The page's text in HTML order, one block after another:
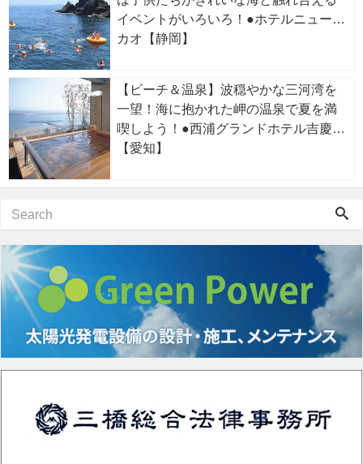
イベントがいろいろ！●ホテルニューア
カオ【静岡】
【ビーチ＆温泉】波穏やかな三河湾を
一望！海に抱かれた岬の温泉で夏を満
喫しよう！●西浦グランドホテル吉慶
【愛知】